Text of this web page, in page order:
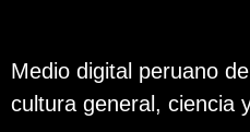
Medio digital peruano
cultura general, ciencia